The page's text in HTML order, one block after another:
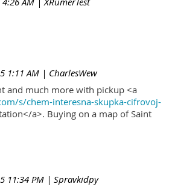
1:11 AM | CharlesWew
and much more with pickup <a
s/chem-interesna-skupka-cifrovoj-
a>. Buying on a map of Saint
11:34 PM | Spravkidpy